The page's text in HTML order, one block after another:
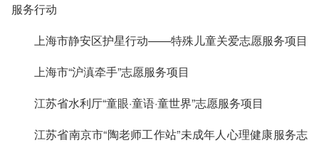
服务行动
上海市静安区护星行动——特殊儿童关爱志愿服务项目
上海市“沪滇牵手”志愿服务项目
江苏省水利厅“童眼·童语·童世界”志愿服务项目
江苏省南京市“陶老师工作站”未成年人心理健康服务志